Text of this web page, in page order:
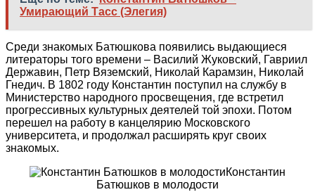
Умирающий Тасс (Элегия)
Среди знакомых Батюшкова появились выдающиеся
литераторы того времени – Василий Жуковский, Гавриил
Державин, Петр Вяземский, Николай Карамзин, Николай
Гнедич. В 1802 году Константин поступил на службу в
Министерство народного просвещения, где встретил
прогрессивных культурных деятелей той эпохи. Потом
перешел на работу в канцелярию Московского
университета, и продолжал расширять круг своих
знакомых.
Константин
Батюшков в молодости